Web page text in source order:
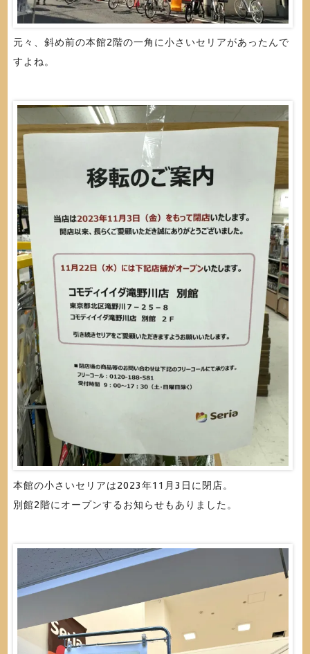
元々、斜め前の本館2階の一角に小さいセリアがあったんで
すよね。
本館の小さいセリアは2023年11月3日に閉店。
別館2階にオープンするお知らせもありました。